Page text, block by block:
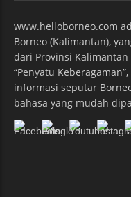
www.helloborneo.com
Borneo (Kalimantan),
dari Provinsi
“Penyatu
informasi seputar
bahasa yang mudah